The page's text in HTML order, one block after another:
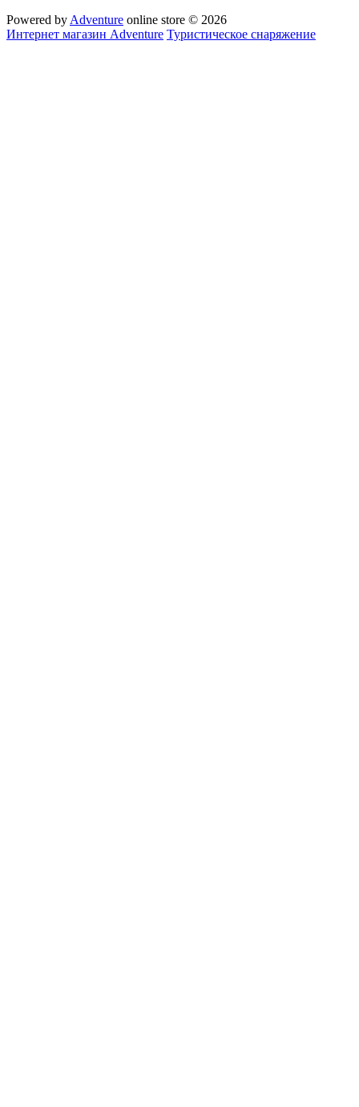
Powered by Adventure online store © 2026
Интернет магазин Adventure Туристическое снаряжение